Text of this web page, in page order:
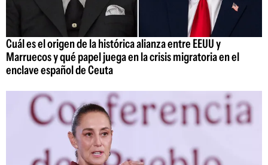
Cuál es el origen de la histórica alianza entre EEUU y
Marruecos y qué papel juega en la crisis migratoria en el
enclave español de Ceuta